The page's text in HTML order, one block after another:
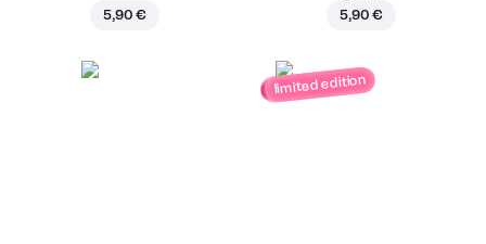
5,90 € 5,90 €
limited edition